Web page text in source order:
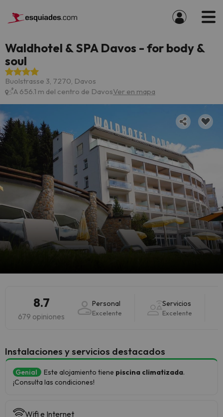
Waldhotel & SPA Davos - for body &
soul
Buolstrasse 3, 7270, Davos
A 656.1 m del centro de DavosVer en mapa
8.7
679 opiniones
Personal
Excelente
Servicios
Excelente
Instalaciones y servicios destacados
Genial Este alojamiento tiene piscina climatizada.
¡Consulta las condiciones!
Wifi e Internet